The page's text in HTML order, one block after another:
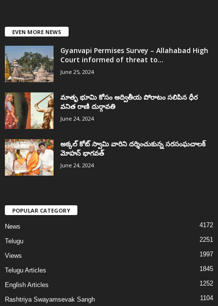
EVEN MORE NEWS
Gyanvapi Permises Survey – Allahabad High
Court informed of threat to...
June 25, 2024
మాతృ భూమి కోసం అద్వితీయ పోరాటం సలిపిన ధీర
వనిత రాణి దుర్గావతి
June 24, 2024
అక్కల్‌ కోట్‌ స్వామి వారిని దర్శించుకున్న సరసంఘచాలక్
మోహన్ భాగవత్
June 24, 2024
POPULAR CATEGORY
News 4172
Telugu 2251
Views 1997
Telugu Articles 1845
English Articles 1252
Rashtriya Swayamsevak Sangh 1104